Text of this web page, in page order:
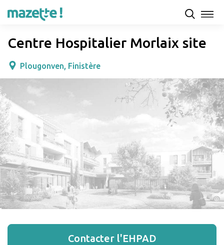
Centre Hospitalier Morlaix site
Plougonven, Finistère
Contacter l'EHPAD